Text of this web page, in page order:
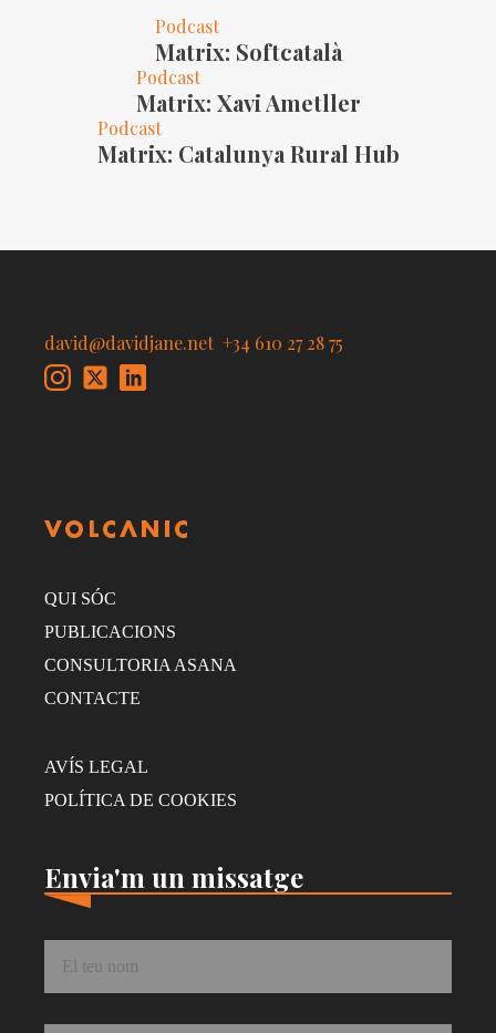
Podcast
Matrix: Softcatalà
Podcast
Matrix: Xavi Ametller
Podcast
Matrix: Catalunya Rural Hub
david@davidjane.net +34 610 27 28 75
QUI SÓC
PUBLICACIONS
CONSULTORIA ASANA
CONTACTE
AVÍS LEGAL
POLÍTICA DE COOKIES
Envia'm un missatge
Nom *
Correu *